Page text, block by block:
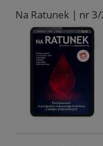
Na Ratunek | nr